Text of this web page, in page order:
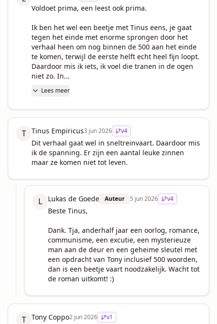
Voldoet prima, een leest ook prima.
Ik ben het wel een beetje met Tinus eens, je gaat
tegen het einde met enorme sprongen door het
verhaal heen om nog binnen de 500 aan het einde
te komen, terwijl de eerste helft echt heel fijn loopt.
Daardoor mis ik iets, ik voel die tranen in de ogen
niet zo. In...
Lees meer
T Tinus Empiricus3 jun 2026 v4
Dit verhaal gaat wel in sneltreinvaart. Daardoor mis
ik de spanning. Er zijn een aantal leuke zinnen
maar ze komen niet tot leven.
L Lukas de Goede Auteur 5 jun 2026 v4
Beste Tinus,
Dank. Tja, anderhalf jaar een oorlog, romance,
communisme, een excutie, een mysterieuze
man aan de deur en een geheime sleutel met
een opdracht van Tony inclusief 500 woorden,
dan is een beetje vaart noodzakelijk. Wacht tot
de roman uitkomt! :)
T Tony Coppo2 jun 2026 v1